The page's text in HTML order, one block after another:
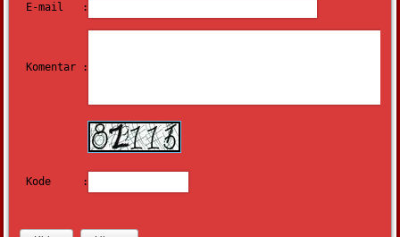
E-mail   :
Komentar :
Kode     :